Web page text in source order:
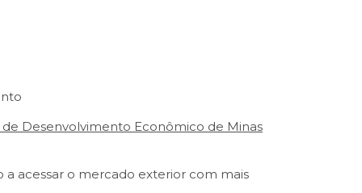
Desenvolvimento Econômico de Minas
acessar o mercado exterior com mais